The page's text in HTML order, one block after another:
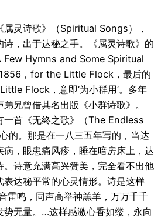
属灵诗歌》（Spiritual Songs），
诗，出于达秘之手。《属灵诗歌》的
Few Hymns and Some Spiritual
，for the Little Flock，最后的
Flock，意即‘为小群用’。多年
兄曾借其名出版《小群诗歌》。
一首《无终之歌》（The Endless
的。那是在一八三五年写的，当达
病，眼患痛风疹，睡在暗房床上，达
。诗意充满高兴赞美，完全看不出他
表达秘平常的心灵情形。诗是这样
雷鸣，同声高举神羔羊，万万千千
势无量。…这样感激心香如缕，永向